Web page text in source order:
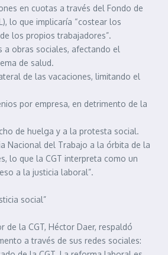
en cuotas a través del Fondo de
lo que implicaría “costear los
los propios trabajadores”.
a obras sociales, afectando el
de salud.
de las vacaciones, limitando el
por empresa, en detrimento de la
de huelga y a la protesta social.
Nacional del Trabajo a la órbita de la
lo que la CGT interpreta como un
a la justicia laboral”.
social”
de la CGT, Héctor Daer, respaldó
a través de sus redes sociales: